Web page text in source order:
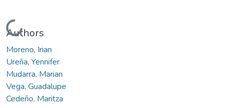
Cargando...
Authors
Moreno, Irian
Ureña, Yennifer
Mudarra, Marian
Vega, Guadalupe
Cedeño, Maritza